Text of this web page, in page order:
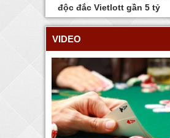
độc đắc Vietlott gần 5 tỷ
VIDEO